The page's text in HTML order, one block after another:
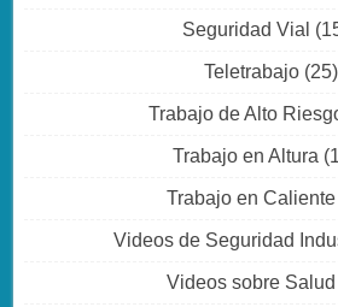
Seguridad Vial
Teletrabajo(25)
Trabajo de Alto
Trabajo en Altura
Trabajo en Caliente
Videos de Seguridad
Videos sobre Salud